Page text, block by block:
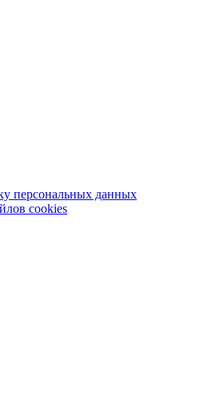
персональных данных
cookies